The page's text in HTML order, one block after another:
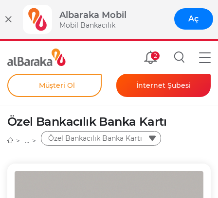
Albaraka Mobil
Mobil Bankacılık
Aç
Size Özel
2
Müşteri Ol
Kendim İçin
Şahıs Firmam İçin
İnternet Şubesi
Bireysel
Kurumsal
Anında Şifre
Özel Bankacılık Banka Kartı
Özel Bankacılık Banka Kartı